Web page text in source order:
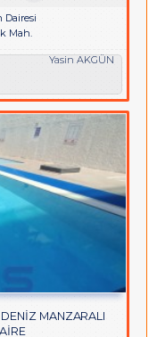
Dairesi
Mah.
Yasin AKGÜN
MANZARALI